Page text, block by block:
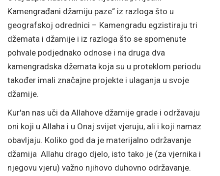
Kamengrađani džamiju paze“ iz razloga što u
geografskoj odrednici – Kamengradu egzistiraju tri
džemata i džamije i iz razloga što se spomenute
pohvale podjednako odnose i na druga dva
kamengradska džemata koja su u proteklom periodu
također imali značajne projekte i ulaganja u svoje
džamije.
Kur'an nas uči da Allahove džamije grade i održavaju
oni koji u Allaha i u Onaj svijet vjeruju, ali i koji namaz
obavljaju. Koliko god da je materijalno održavanje
džamija Allahu drago djelo, isto tako je (za vjernika i
njegovu vjeru) važno njihovo duhovno održavanje.